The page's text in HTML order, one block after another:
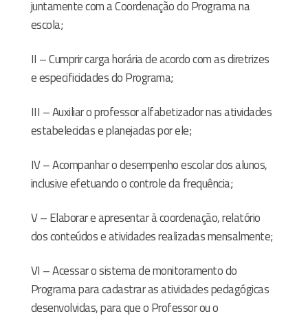
juntamente com a Coordenação do Programa na
escola;
II – Cumprir carga horária de acordo com as diretrizes
e especificidades do Programa;
III – Auxiliar o professor alfabetizador nas atividades
estabelecidas e planejadas por ele;
IV – Acompanhar o desempenho escolar dos alunos,
inclusive efetuando o controle da frequência;
V – Elaborar e apresentar à coordenação, relatório
dos conteúdos e atividades realizadas mensalmente;
VI – Acessar o sistema de monitoramento do
Programa para cadastrar as atividades pedagógicas
desenvolvidas, para que o Professor ou o